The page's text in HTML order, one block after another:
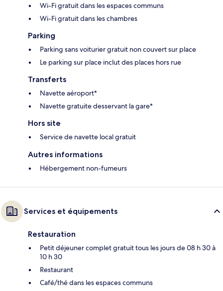
Wi-Fi gratuit dans les espaces communs
Wi-Fi gratuit dans les chambres
Parking
Parking sans voiturier gratuit non couvert sur place
Le parking sur place inclut des places hors rue
Transferts
Navette aéroport*
Navette gratuite desservant la gare*
Hors site
Service de navette local gratuit
Autres informations
Hébergement non-fumeurs
Services et équipements
Restauration
Petit déjeuner complet gratuit tous les jours de 08 h 30 à
10 h 30
Restaurant
Café/thé dans les espaces communs